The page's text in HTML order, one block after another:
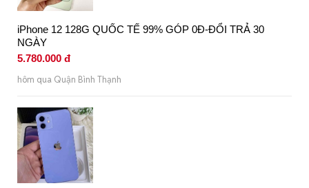
iPhone 12 128G QUỐC TẾ 99% GÓP 0Đ-ĐỔI TRẢ 30
NGÀY
5.780.000 đ
hôm qua Quận Bình Thạnh